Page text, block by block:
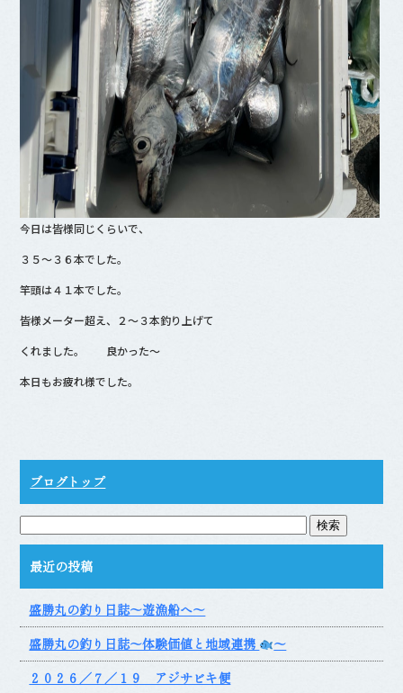
今日は皆様同じくらいで、
３５〜３６本でした。
竿頭は４１本でした。
皆様メーター超え、２～３本釣り上げて
くれました。 良かった〜
本日もお疲れ様でした。
ブログトップ
最近の投稿
盛勝丸の釣り日誌～遊漁船へ～
盛勝丸の釣り日誌～体験価値と地域連携
～
２０２６／７／１９ アジサビキ便